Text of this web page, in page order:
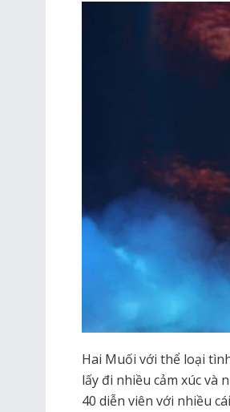
Hai Muối với thể loại
lấy đi nhiều cảm xúc và
40 diễn viên với nhiều